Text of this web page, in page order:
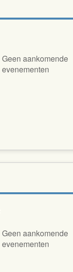
Geen aankomende
evenementen
Geen aankomende
evenementen